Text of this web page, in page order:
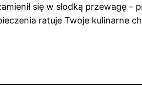
się w słodką przewagę
ratuje Twoje kulinarne